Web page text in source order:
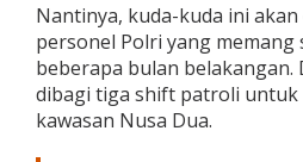
Nantinya, kuda-kuda ini
personel Polri yang memang
beberapa bulan belakangan.
dibagi tiga shift patroli
kawasan Nusa Dua.